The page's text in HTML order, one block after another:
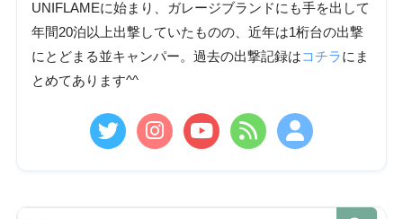
UNIFLAMEに始まり、ガレージブランドにも手を出して
年間20泊以上出撃していたものの、近年は1桁台の出撃
にとどまる並キャンパー。過去の出撃記録はコチラにま
とめてあります^^